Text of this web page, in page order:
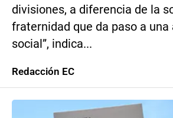
divisiones, a diferencia de la
fraternidad que da paso a una
social”, indica...
Redacción EC